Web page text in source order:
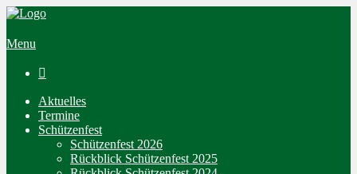
Menu

Aktuelles
Termine
Schützenfest
Schützenfest 2026
Rückblick Schützenfest 2025